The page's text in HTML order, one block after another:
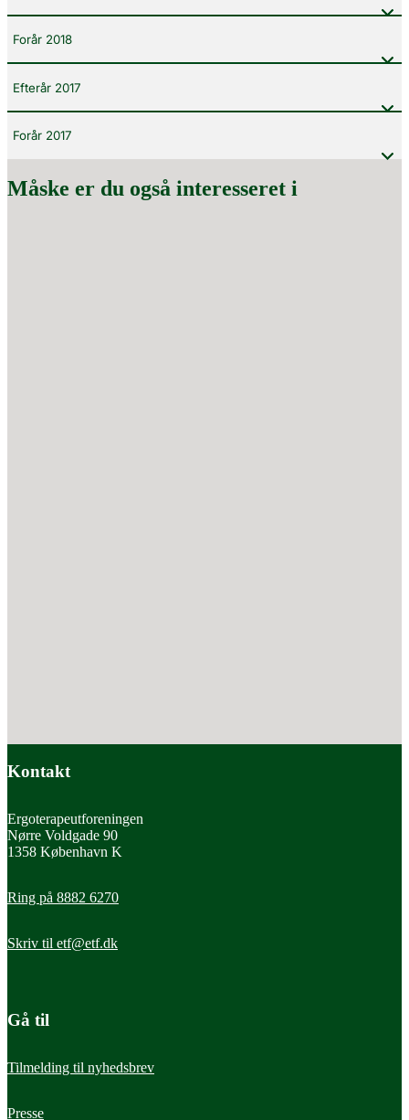
Forår 2018
Efterår 2017
Forår 2017
Måske er du også interesseret i
Kontakt
Ergoterapeutforeningen
Nørre Voldgade 90
1358 København K
Ring på 8882 6270
Skriv til etf@etf.dk
Gå til
Tilmelding til nyhedsbrev
Presse